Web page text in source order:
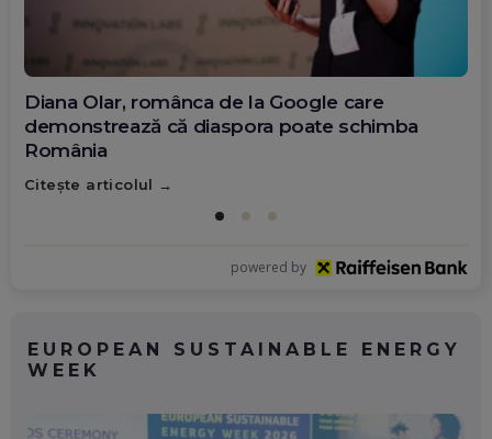
Diana Olar, românca de la Google care
demonstrează că diaspora poate schimba
România
Citește articolul
powered by
EUROPEAN SUSTAINABLE ENERGY
WEEK